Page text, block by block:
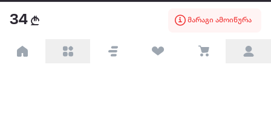
34 მარაგი ამოიწურა